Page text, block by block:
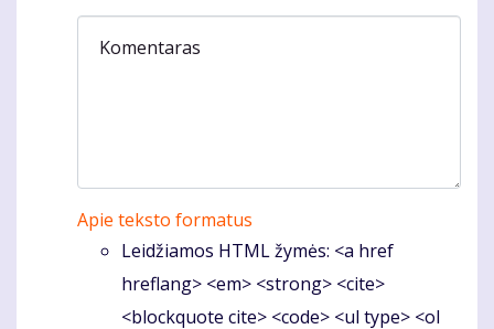
Komentaras
Apie teksto formatus
Leidžiamos HTML žymės: <a href
hreflang> <em> <strong> <cite>
<blockquote cite> <code> <ul type> <ol